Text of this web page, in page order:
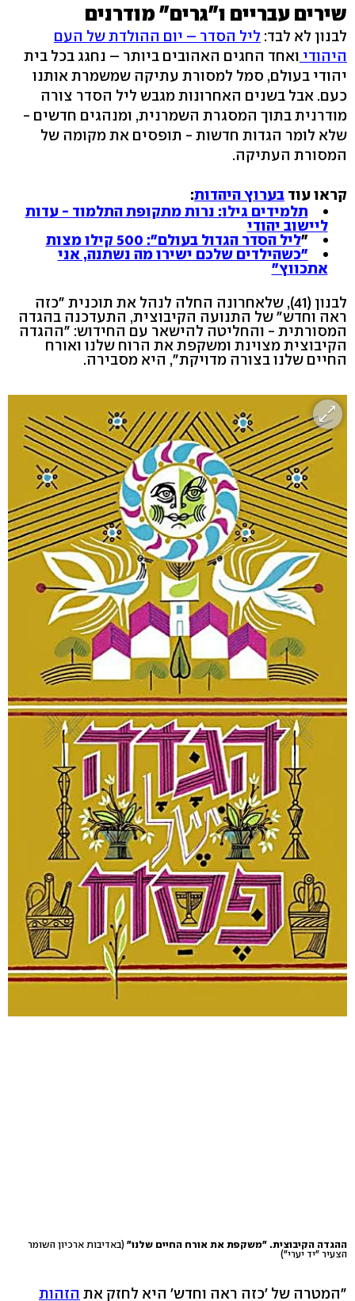
שירים עבריים ו"גרים" מודרנים
לבנון לא לבד: ליל הסדר – יום ההולדת של העם
היהודי ואחד החגים האהובים ביותר – נחגג בכל בית
יהודי בעולם, סמל למסורת עתיקה שמשמרת אותנו
כעם. אבל בשנים האחרונות מגבש ליל הסדר צורה
מודרנית בתוך המסגרת השמרנית, ומנהגים חדשים -
שלא לומר הגדות חדשות - תופסים את מקומה של
המסורת העתיקה.
קראו עוד בערוץ היהדות:
תלמידים גילו: נרות מתקופת התלמוד - עדות
ליישוב יהודי
"ליל הסדר הגדול בעולם": 500 קילו מצות
"כשהילדים שלכם ישירו מה נשתנה, אני
אתכווץ"
לבנון (41), שלאחרונה החלה לנהל את תוכנית "כזה
ראה וחדש" של התנועה הקיבוצית, התעדכנה בהגדה
המסורתית - והחליטה להישאר עם החידוש: "ההגדה
הקיבוצית מצוינת ומשקפת את הרוח שלנו ואורח
החיים שלנו בצורה מדויקת", היא מסבירה.
ההגדה הקיבוצית. "משקפת את אורח החיים שלנו" (באדיבות ארכיון השומר
הצעיר "יד יערי")
"המטרה של 'כזה ראה וחדש' היא לחזק את הזהות